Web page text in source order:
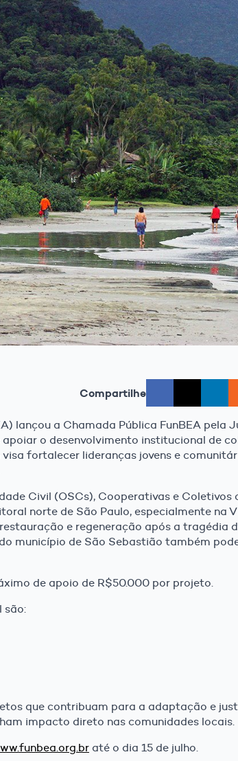
Compartilhe
lançou a Chamada Pública FunBEA pela
o desenvolvimento institucional de
fortalecer lideranças jovens e
Civil (OSCs), Cooperativas e Coletivos
norte de São Paulo, especialmente na
e regeneração após a tragédia
município de São Sebastião também
de apoio de R$50.000 por projeto.
são:
que contribuam para a adaptação e
impacto direto nas comunidades locais.
até o dia 15 de julho.